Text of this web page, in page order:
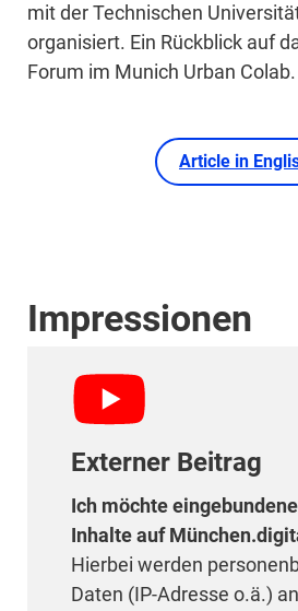
mit der Technischen
organisiert. Ein Rückblick auf
Forum im Munich Urban Colab.
Article in
Impressionen
Externer Beitrag
Ich möchte
Inhalte auf
Hierbei werden
Daten (IP-Adresse o.ä.)